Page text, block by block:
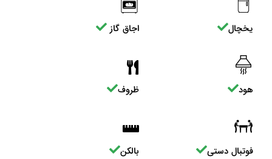
یخچال اجاق گاز
هود ظروف
فوتبال دستی بالکن